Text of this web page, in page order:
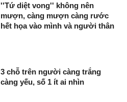
''Tứ diệt vong'' không nên
mượn, càng mượn càng rước
hết họa vào mình và người thân
3 chỗ trên người càng trắng
càng yếu, số 1 ít ai nhìn